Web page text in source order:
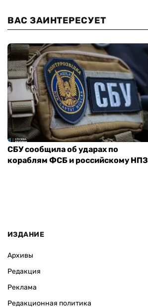
ВАС ЗАИНТЕРЕСУЕТ
СБУ сообщила об ударах по
кораблям ФСБ и российскому НПЗ
ИЗДАНИЕ
Архивы
Редакция
Реклама
Редакционная политика